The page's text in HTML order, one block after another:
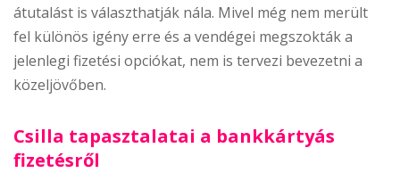
átutalást is választhatják nála. Mivel még nem merült
fel különös igény erre és a vendégei megszokták a
jelenlegi fizetési opciókat, nem is tervezi bevezetni a
közeljövőben.
Csilla tapasztalatai a bankkártyás
fizetésről